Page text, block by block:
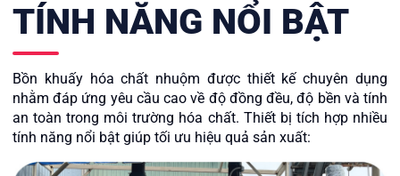
TÍNH NĂNG NỔI BẬT
Bồn khuấy hóa chất nhuộm được thiết kế chuyên dụng
nhằm đáp ứng yêu cầu cao về độ đồng đều, độ bền và tính
an toàn trong môi trường hóa chất. Thiết bị tích hợp nhiều
tính năng nổi bật giúp tối ưu hiệu quả sản xuất: